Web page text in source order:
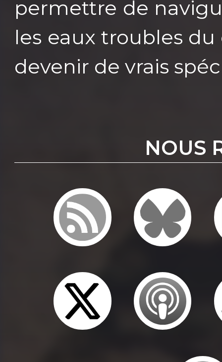
permettre de
les eaux troubles
devenir de vrais
NOUS